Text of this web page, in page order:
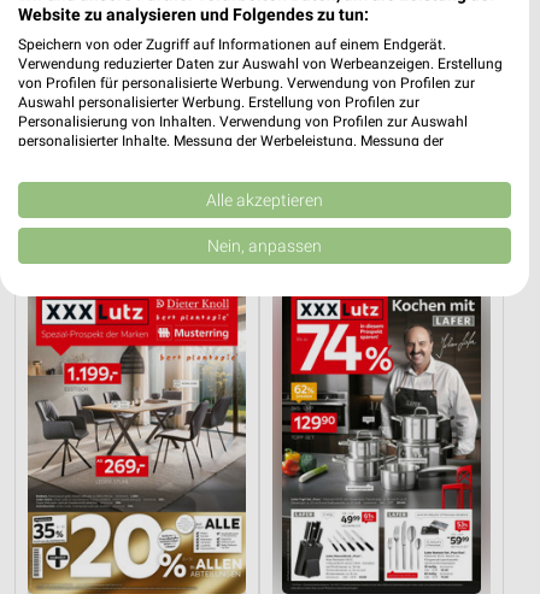
Mega Tage Büro Spezial
Gültig bis Fr. 14.08.
XXXLutz XXXLutz
Website zu analysieren und Folgendes zu tun:
Speichern von oder Zugriff auf Informationen auf einem Endgerät.
Verwendung reduzierter Daten zur Auswahl von Werbeanzeigen. Erstellung
von Profilen für personalisierte Werbung. Verwendung von Profilen zur
Auswahl personalisierter Werbung. Erstellung von Profilen zur
Personalisierung von Inhalten. Verwendung von Profilen zur Auswahl
personalisierter Inhalte. Messung der Werbeleistung. Messung der
Kombinationen von Daten aus verschiedenen Quellen. Entwicklung und
Verbesserung der Angebote. Verwendung reduzierter Daten zur Auswahl
von Inhalten.
Daten können außerhalb der Europäischen Union weitergegeben und in die
USA gesendet werden.
Website/App.
Partnerliste anzeigen (1 IAB-Anbieter)
Wir nutzen Ihre Daten für folgende Zwecke:
IAB-Verarbeitungszwecke:
Speichern von oder Zugriff auf Informationen
auf einem Endgerät
Verwendung reduzierter Daten zur Auswahl von
Werbeanzeigen
Erstellung von Profilen für personalisierte
Alle akzeptieren
Nein, anpassen